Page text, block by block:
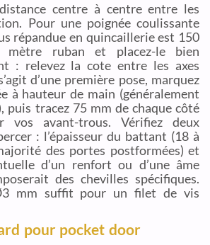
centre à centre entre les
Pour une poignée coulissante
répandue en quincaillerie est 150
mètre ruban et placez-le bien
: relevez la cote entre les axes
d’une première pose, marquez
à hauteur de main (généralement
puis tracez 75 mm de chaque côté
vos avant-trous. Vérifiez deux
: l’épaisseur du battant (18 à
des portes postformées) et
d’un renfort ou d’une âme
des chevilles spécifiques.
mm suffit pour un filet de vis
pour pocket door